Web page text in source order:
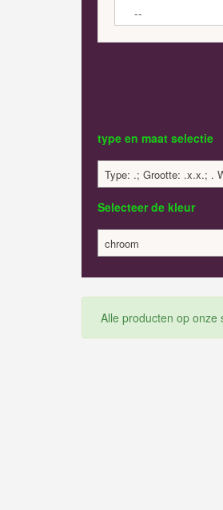
type en maat selectie
Type: .; Grootte: .x.x.; .
Selecteer de kleur
chroom
Alle producten op